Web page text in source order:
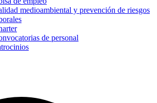
medioambiental y prevención de riesgos
de personal